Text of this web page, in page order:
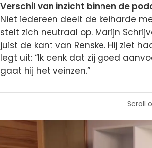
Verschil van inzicht binnen de
Niet iedereen deelt de keiharde
stelt zich neutraal op. Marijn
juist de kant van Renske. Hij ziet
legt uit: “Ik denk dat zij goed
gaat hij het veinzen.”
Scroll